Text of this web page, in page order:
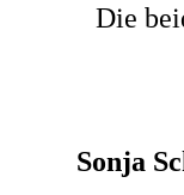
Die
Sonja